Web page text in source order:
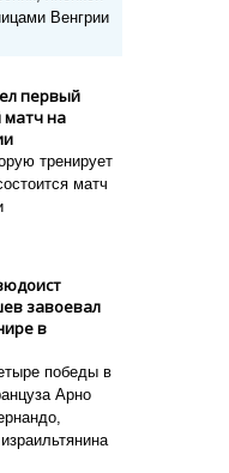
Венгрии
первый
матч на
тренирует
матч
завоевал
в
победы в
Арно